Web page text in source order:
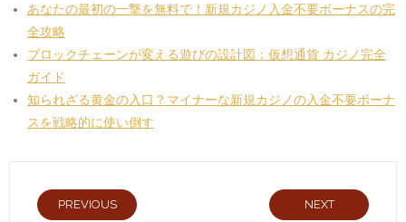
あなたの最初の一撃を無料で！新規カジノ入金不要ボーナスの完
全攻略
ブロックチェーンが変える遊びの設計図：仮想通貨 カジノ完全
ガイド
知られざる黄金の入口？マイナーな新規カジノの入金不要ボーナ
スを戦略的に使い倒す
PREVIOUS NEXT